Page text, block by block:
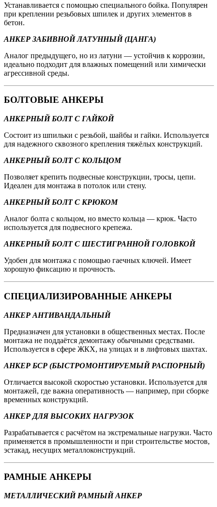
Устанавливается с помощью специального бойка. Популярен
при креплении резьбовых шпилек и других элементов в
бетон.
АНКЕР ЗАБИВНОЙ ЛАТУННЫЙ (ЦАНГА)
Аналог предыдущего, но из латуни — устойчив к коррозии,
идеально подходит для влажных помещений или химически
агрессивной среды.
БОЛТОВЫЕ АНКЕРЫ
АНКЕРНЫЙ БОЛТ С ГАЙКОЙ
Состоит из шпильки с резьбой, шайбы и гайки. Используется
для надежного сквозного крепления тяжёлых конструкций.
АНКЕРНЫЙ БОЛТ С КОЛЬЦОМ
Позволяет крепить подвесные конструкции, тросы, цепи.
Идеален для монтажа в потолок или стену.
АНКЕРНЫЙ БОЛТ С КРЮКОМ
Аналог болта с кольцом, но вместо кольца — крюк. Часто
используется для подвесного крепежа.
АНКЕРНЫЙ БОЛТ С ШЕСТИГРАННОЙ ГОЛОВКОЙ
Удобен для монтажа с помощью гаечных ключей. Имеет
хорошую фиксацию и прочность.
СПЕЦИАЛИЗИРОВАННЫЕ АНКЕРЫ
АНКЕР АНТИВАНДАЛЬНЫЙ
Предназначен для установки в общественных местах. После
монтажа не поддаётся демонтажу обычными средствами.
Используется в сфере ЖКХ, на улицах и в лифтовых шахтах.
АНКЕР БСР (БЫСТРОМОНТИРУЕМЫЙ РАСПОРНЫЙ)
Отличается высокой скоростью установки. Используется для
монтажей, где важна оперативность — например, при сборке
временных конструкций.
АНКЕР ДЛЯ ВЫСОКИХ НАГРУЗОК
Разрабатывается с расчётом на экстремальные нагрузки. Часто
применяется в промышленности и при строительстве мостов,
эстакад, несущих металлоконструкций.
РАМНЫЕ АНКЕРЫ
МЕТАЛЛИЧЕСКИЙ РАМНЫЙ АНКЕР